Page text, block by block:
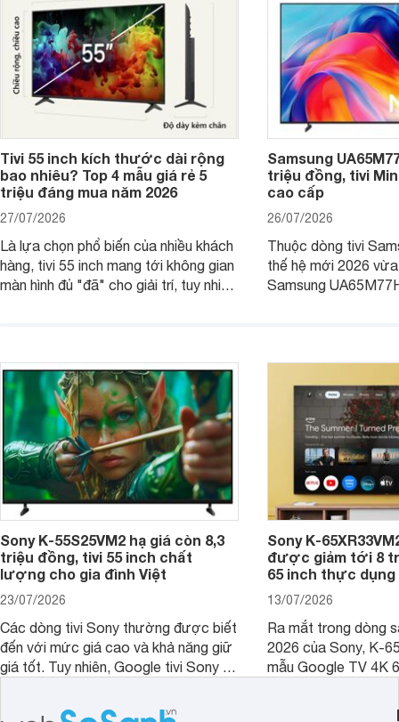
Tivi 55 inch kích thước dài rộng
bao nhiêu? Top 4 mẫu giá rẻ 5
triệu đáng mua năm 2026
27/07/2026
Là lựa chọn phổ biến của nhiều khách
hàng, tivi 55 inch mang tới không gian
màn hình đủ "đã" cho giải trí, tuy nhiên
dùng cho phòng bao nhiêu m2?
Samsung
triệu đồng, tivi
cao cấp
26/07/2026
Thuộc dòng tivi
thế hệ mới 2026
Samsung
Sony K-55S25VM2 hạ giá còn 8,3
triệu đồng, tivi 55 inch chất
lượng cho gia đình Việt
23/07/2026
Các dòng tivi Sony thường được biết
đến với mức giá cao và khả năng giữ
giá tốt. Tuy nhiên, Google tivi Sony 55
Sony K-
được giảm tới 8
65 inch thực
13/07/2026
Ra mắt trong dòng
2026 của Sony, K-
mẫu Google TV 4K